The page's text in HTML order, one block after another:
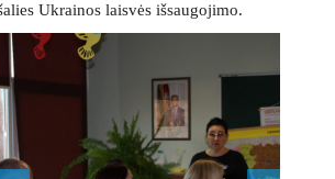
Ukrainos laisvės išsaugojimo.